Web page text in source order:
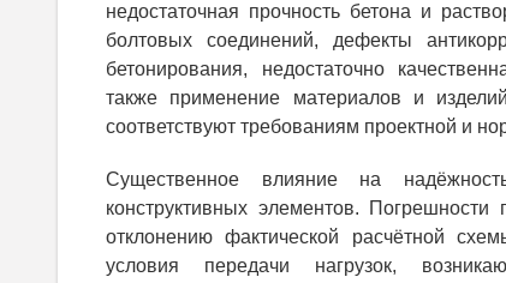
недостаточная прочность бетона и
болтовых соединений, дефекты
бетонирования, недостаточно
также применение материалов и
соответствуют требованиям проектной и
Существенное влияние на
конструктивных элементов.
отклонению фактической расчётной
условия передачи нагрузок,